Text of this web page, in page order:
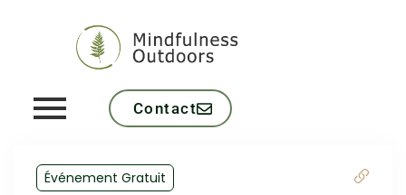
Contact
Événement Gratuit